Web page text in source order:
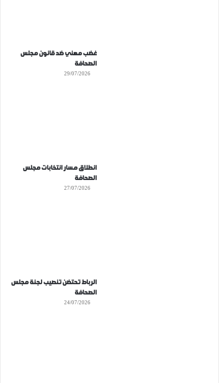
غضب مهني ضد قانون مجلس
الصحافة
29/07/2026
انطلاق مسار انتخابات مجلس
الصحافة
27/07/2026
الرباط تحتضن تنصيب لجنة مجلس
الصحافة
24/07/2026